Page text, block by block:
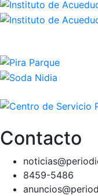
Contacto
8459-5486